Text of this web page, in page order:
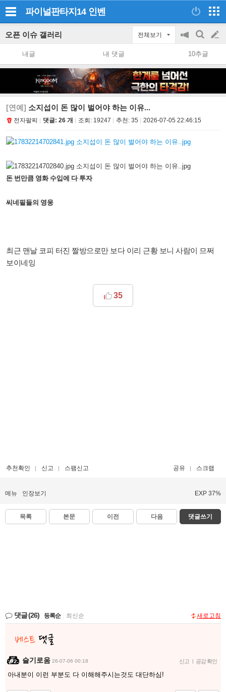
파이널판타지14 인벤
오픈 이슈 갤러리 전체보기
공
지
on/off
검
색
글
쓰
내글 내 댓글 10추글
[연예] 소지섭이 돈 많이 벌어야 하는 이유...
전자팔찌 댓글: 26 개 조회: 19247 추천: 35 2026-07-05 22:46:15
돈 번만큼 영화 수입에 다 투자
씨네필들의 영웅
최근 맨날 코피 터진 짤방으로만 보다 이리 근황 보니 사람이 므쩌
보이네잉
35
추천확인 신고 스팸신고 공유 스크랩
메뉴 인장보기 EXP 37%
목록 본문 이전 다음 댓글쓰기
댓글(26) 등록순 최신순 새로고침
슬기로움 26-07-06 00:18 신고 | 공감 확인
아내분이 이런 부분도 다 이해해주시는것도 대단하심!